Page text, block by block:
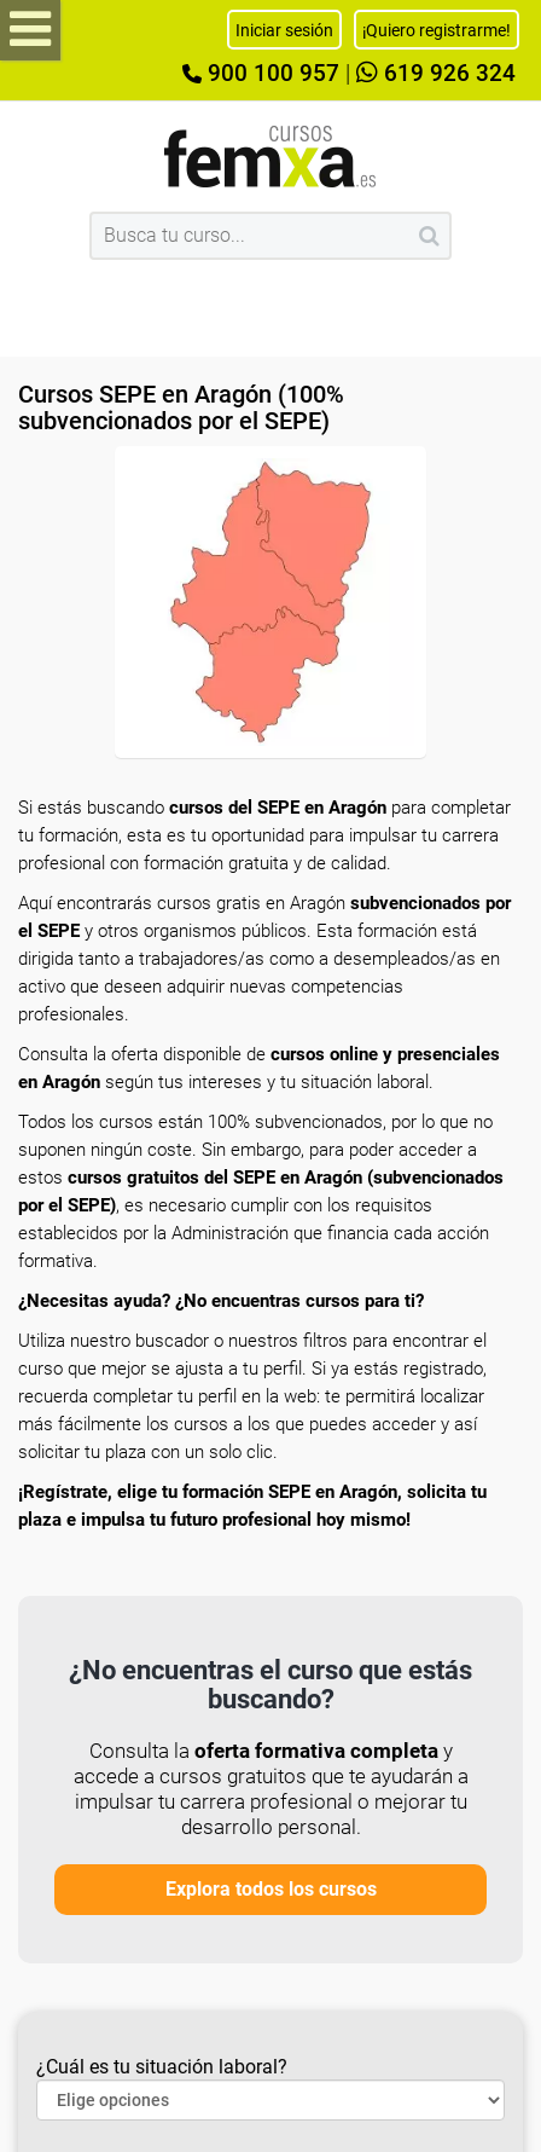
Iniciar sesión ¡Quiero registrarme!
900 100 957 619 926 324
Cursos SEPE en Aragón (100%
subvencionados por el SEPE)
Si estás buscando cursos del SEPE en Aragón para completar
tu formación, esta es tu oportunidad para impulsar tu carrera
profesional con formación gratuita y de calidad.
Aquí encontrarás cursos gratis en Aragón subvencionados por
el SEPEy otros organismos públicos. Esta formación está
dirigida tanto a trabajadores/as como a desempleados/as en
activo que deseen adquirir nuevas competencias
profesionales.
Consulta la oferta disponible de cursos online y presenciales
en Aragón según tus intereses y tu situación laboral.
Todos los cursos están 100% subvencionados, por lo que no
suponen ningún coste. Sin embargo, para poder acceder a
estos cursos gratuitos del SEPE en Aragón (subvencionados
por el SEPE), es necesario cumplir con los requisitos
establecidos por la Administración que financia cada acción
formativa.
¿Necesitas ayuda? ¿No encuentras cursos para ti?
Utiliza nuestro buscador o nuestros filtros para encontrar el
curso que mejor se ajusta a tu perfil. Si ya estás registrado,
recuerda completar tu perfil en la web: te permitirá localizar
más fácilmente los cursos a los que puedes acceder y así
solicitar tu plaza con un solo clic.
¡Regístrate, elige tu formación SEPE en Aragón, solicita tu
plaza e impulsa tu futuro profesional hoy mismo!
¿No encuentras el curso que estás
buscando?
Consulta la oferta formativa completay
accede a cursos gratuitos que te ayudarán a
impulsar tu carrera profesional o mejorar tu
desarrollo personal.
Explora todos los cursos
¿Cuál es tu situación laboral?